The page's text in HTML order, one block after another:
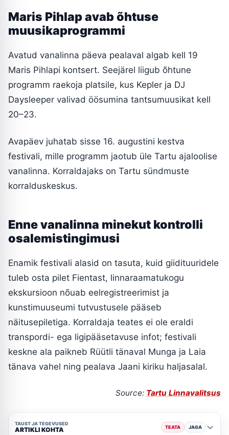
Maris Pihlap avab õhtuse
muusikaprogrammi
Avatud vanalinna päeva pealaval algab kell 19
Maris Pihlapi kontsert. Seejärel liigub õhtune
programm raekoja platsile, kus Kepler ja DJ
Daysleeper valivad öösumina tantsumuusikat kell
20–23.
Avapäev juhatab sisse 16. augustini kestva
festivali, mille programm jaotub üle Tartu ajaloolise
vanalinna. Korraldajaks on Tartu sündmuste
korralduskeskus.
Enne vanalinna minekut kontrolli
osalemistingimusi
Enamik festivali alasid on tasuta, kuid giidituuridele
tuleb osta pilet Fientast, linnaraamatukogu
ekskursioon nõuab eelregistreerimist ja
kunstimuuseumi tutvustusele pääseb
näitusepiletiga. Korraldaja teates ei ole eraldi
transpordi- ega ligipääsetavuse infot; festivali
keskne ala paikneb Rüütli tänaval Munga ja Laia
tänava vahel ning pealava Jaani kiriku haljasalal.
Source: Tartu Linnavalitsus
TAUST JA TEGEVUSED
ARTIKLI KOHTA TEATA JAGA